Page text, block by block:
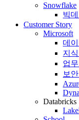
Snowflake
빅
Customer Story
Microsoft
데
지
업
보
Databricks